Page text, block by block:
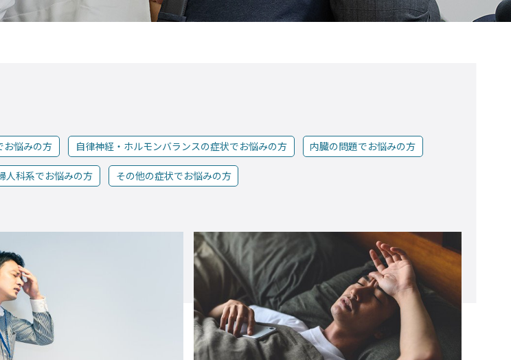
お悩みの方 自律神経・ホルモンバランスの症状でお悩みの方 内臓の問題でお悩みの方
人科系でお悩みの方 その他の症状でお悩みの方